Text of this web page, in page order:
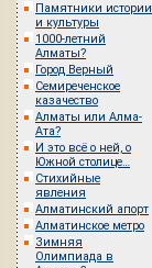
Памятники истории
и культуры
1000-летний
Алматы?
Город Верный
Семиреченское
казачество
Алматы или Алма-
Ата?
И это всё о ней, о
Южной столице…
Стихийные
явления
Алматинский апорт
Алматинское метро
Зимняя
Олимпиада в